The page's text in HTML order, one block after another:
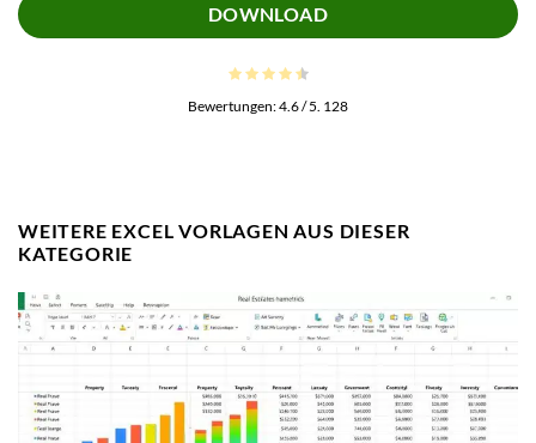
DOWNLOAD
Bewertungen:4.6/ 5. 128
WEITERE EXCEL VORLAGEN AUS DIESER
KATEGORIE